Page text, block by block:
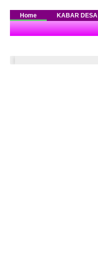
merdesanews.com
Berita
&
Literasi
Desa
Home KABAR DESA